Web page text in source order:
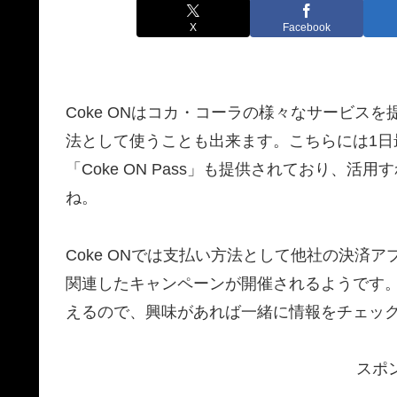
X Facebook
Coke ONはコカ・コーラの様々なサービス
法として使うことも出来ます。こちらには1
「Coke ON Pass」も提供されており、活用
ね。
Coke ONでは支払い方法として他社の決済ア
関連したキャンペーンが開催されるようです
えるので、興味があれば一緒に情報をチェッ
スポ